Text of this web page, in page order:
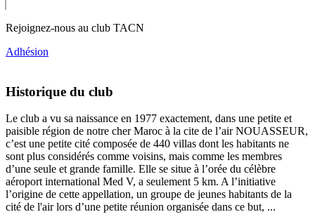
Rejoignez-nous au club TACN
Adhésion
Historique du club
Le club a vu sa naissance en 1977 exactement, dans une petite et
paisible région de notre cher Maroc à la cite de l’air NOUASSEUR,
c’est une petite cité composée de 440 villas dont les habitants ne
sont plus considérés comme voisins, mais comme les membres
d’une seule et grande famille. Elle se situe à l’orée du célèbre
aéroport international Med V, a seulement 5 km. A l’initiative
l’origine de cette appellation, un groupe de jeunes habitants de la
cité de l'air lors d’une petite réunion organisée dans ce but, ...